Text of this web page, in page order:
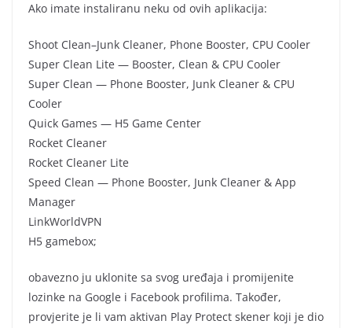
Ako imate instaliranu neku od ovih aplikacija:
Shoot Clean–Junk Cleaner, Phone Booster, CPU Cooler
Super Clean Lite — Booster, Clean & CPU Cooler
Super Clean — Phone Booster, Junk Cleaner & CPU
Cooler
Quick Games — H5 Game Center
Rocket Cleaner
Rocket Cleaner Lite
Speed Clean — Phone Booster, Junk Cleaner & App
Manager
LinkWorldVPN
H5 gamebox;
obavezno ju uklonite sa svog uređaja i promijenite
lozinke na Google i Facebook profilima. Također,
provjerite je li vam aktivan Play Protect skener koji je dio